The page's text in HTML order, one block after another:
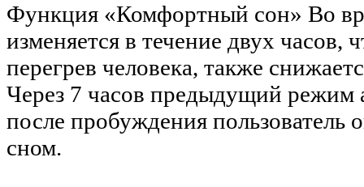
Функция «Комфортный сон» Во
изменяется в течение двух часов,
перегрев человека, также
Через 7 часов предыдущий режим
после пробуждения пользователь
сном.